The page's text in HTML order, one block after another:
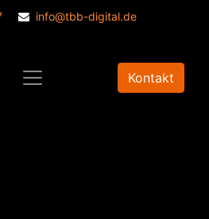
info@tbb-digital.de
Kontakt